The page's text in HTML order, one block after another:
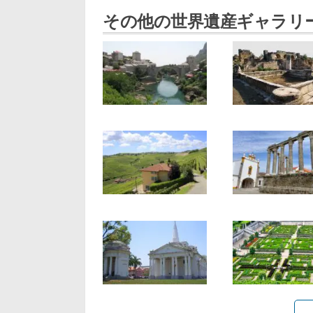
その他の世界遺産ギャラリ